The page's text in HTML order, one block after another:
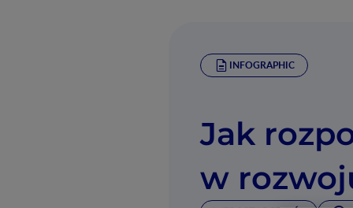
INFOGRAPHIC
Jak
w